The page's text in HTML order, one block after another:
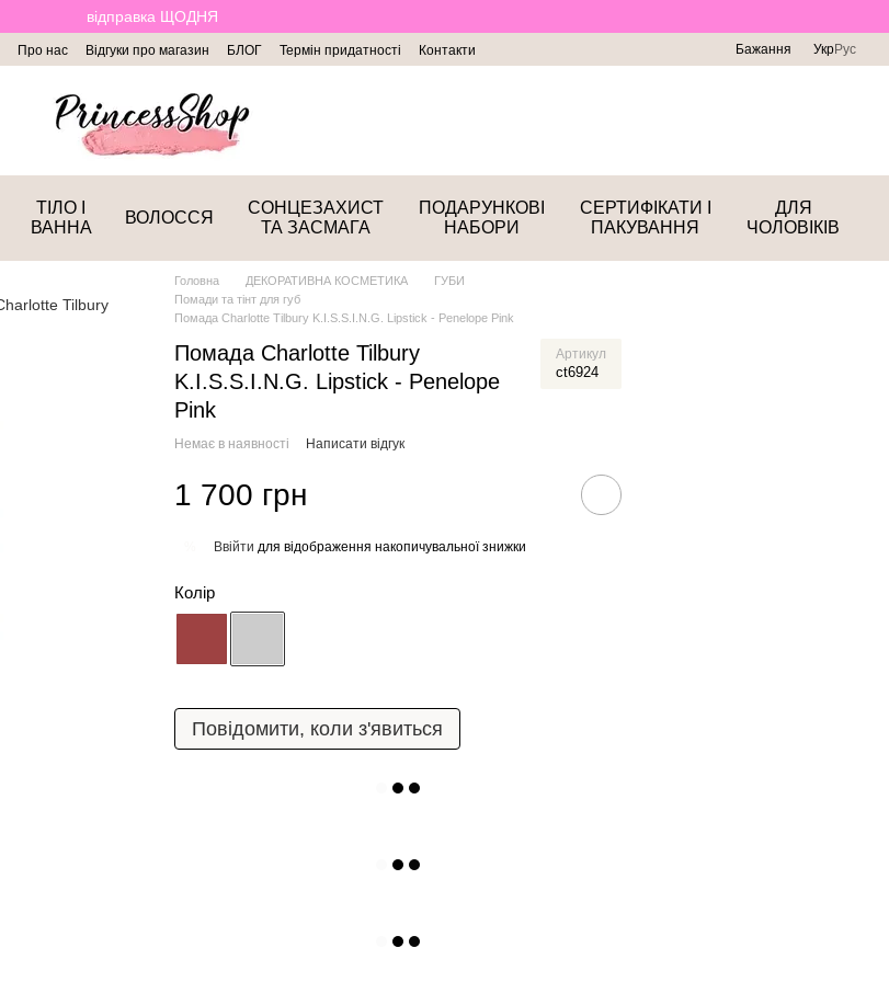
відправка ЩОДНЯ
Про нас Відгуки про магазин БЛОГ Термін придатності Контакти Бажання УкрРус
ТІЛО І
ВАННА
ВОЛОССЯ
СОНЦЕЗАХИСТ
ТА ЗАСМАГА
ПОДАРУНКОВІ
НАБОРИ
СЕРТИФІКАТИ І
ПАКУВАННЯ
ДЛЯ
ЧОЛОВІКІВ
Головна ДЕКОРАТИВНА КОСМЕТИКА
ГУБИ
Помади та тінт для губ
Помада Charlotte Tilbury K.I.S.S.I.N.G. Lipstick - Penelope Pink
Помада Charlotte Tilbury
K.I.S.S.I.N.G. Lipstick - Penelope
Pink
Артикул
ct6924
Немає в наявності Написати відгук
1 700 грн
Ввійти для відображення накопичувальної знижки
Колір
Повідомити, коли з'явиться